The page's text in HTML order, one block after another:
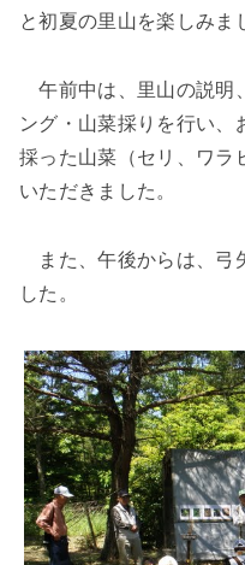
と初夏の里山を楽しみま
午前中は、里山の説明
ング・山菜採りを行い、
採った山菜（セリ、ワラ
いただきました。
また、午後からは、弓
した。